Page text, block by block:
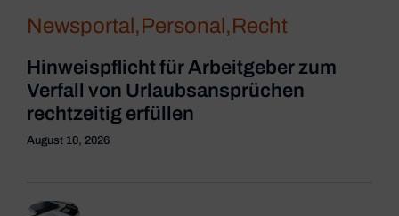
Newsportal ,Personal ,Recht
Hinweispflicht für Arbeitgeber zum
Verfall von Urlaubsansprüchen
rechtzeitig erfüllen
August 10, 2026